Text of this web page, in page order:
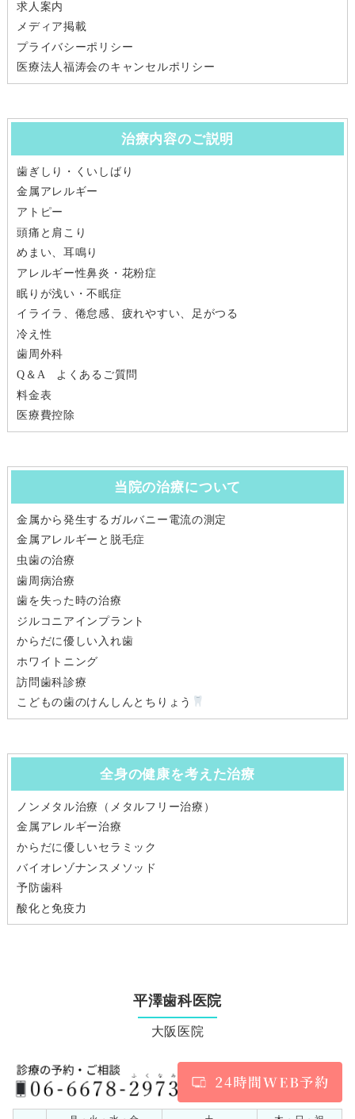
求人案内
メディア掲載
プライバシーポリシー
医療法人福涛会のキャンセルポリシー
治療内容のご説明
歯ぎしり・くいしばり
金属アレルギー
アトピー
頭痛と肩こり
めまい、耳鳴り
アレルギー性鼻炎・花粉症
眠りが浅い・不眠症
イライラ、倦怠感、疲れやすい、足がつる
冷え性
歯周外科
Q＆A よくあるご質問
料金表
医療費控除
当院の治療について
金属から発生するガルバニー電流の測定
金属アレルギーと脱毛症
虫歯の治療
歯周病治療
歯を失った時の治療
ジルコニアインプラント
からだに優しい入れ歯
ホワイトニング
訪問歯科診療
こどもの歯のけんしんとちりょう
全身の健康を考えた治療
ノンメタル治療（メタルフリー治療）
金属アレルギー治療
からだに優しいセラミック
バイオレゾナンスメソッド
予防歯科
酸化と免疫力
平澤歯科医院
大阪医院